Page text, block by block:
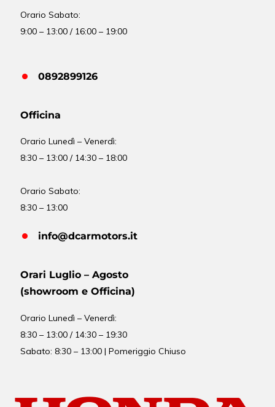
Orario Sabato:
9:00 – 13:00 / 16:00 – 19:00
0892899126
Officina
OrarioLunedì – Venerdì:
8:30 – 13:00 / 14:30 – 18:00
Orario Sabato:
8:30 – 13:00
info@dcarmotors.it
Orari Luglio – Agosto
(showroom e Officina)
OrarioLunedì – Venerdì:
8:30 – 13:00 / 14:30 – 19:30
Sabato: 8:30 – 13:00 | Pomeriggio Chiuso